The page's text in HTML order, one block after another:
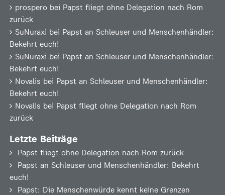
prospero bei Papst fliegt ohne Delegation nach Rom
zurück
SuNuraxi bei Papst an Schleuser und Menschenhändler:
Bekehrt euch!
SuNuraxi bei Papst an Schleuser und Menschenhändler:
Bekehrt euch!
Novalis bei Papst an Schleuser und Menschenhändler:
Bekehrt euch!
Novalis bei Papst fliegt ohne Delegation nach Rom
zurück
Letzte Beiträge
Papst fliegt ohne Delegation nach Rom zurück
Papst an Schleuser und Menschenhändler: Bekehrt
euch!
Papst: Die Menschenwürde kennt keine Grenzen